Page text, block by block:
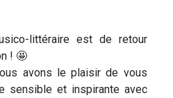
littéraire est de retour
! 🤩
avons le plaisir de vous
sensible et inspirante avec